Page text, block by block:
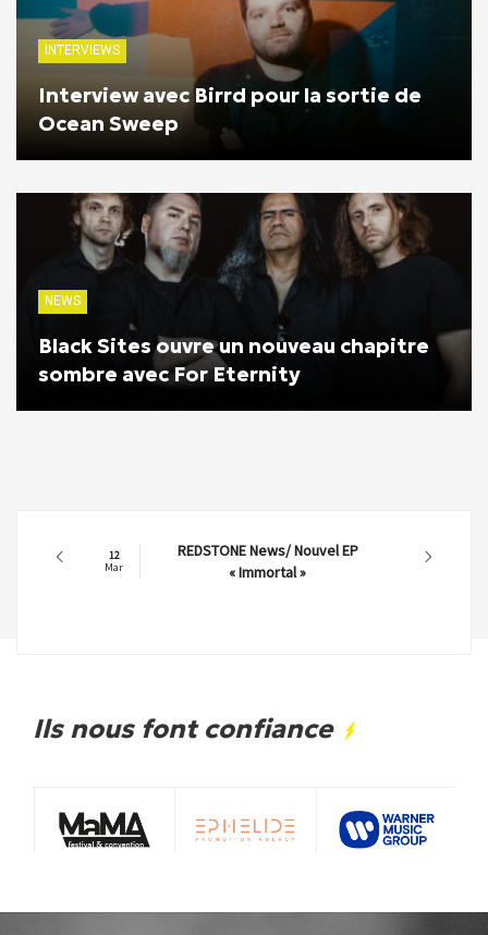
INTERVIEWS
Interview avec Birrd pour la sortie de
Ocean Sweep
NEWS
Black Sites ouvre un nouveau chapitre
sombre avec For Eternity
12
Mar
REDSTONE News/ Nouvel EP
« Immortal »
Ils nous font confiance